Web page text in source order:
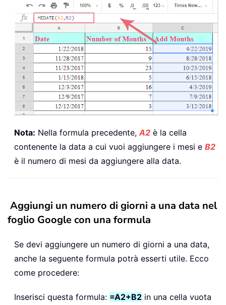
Nota: Nella formula precedente, A2 è la cella
contenente la data a cui vuoi aggiungere i mesi e B2
è il numero di mesi da aggiungere alla data.
Aggiungi un numero di giorni a una data nel
foglio Google con una formula
Se devi aggiungere un numero di giorni a una data,
anche la seguente formula potrà esserti utile. Ecco
come procedere:
Inserisci questa formula: =A2+B2 in una cella vuota